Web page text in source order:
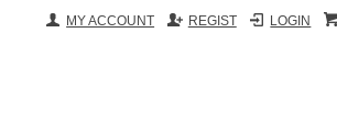
LOGIN
REGIST
MY ACCOUNT